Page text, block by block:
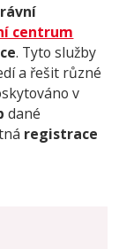
centrum
. Tyto služby
a řešit různé
v
dané
registrace